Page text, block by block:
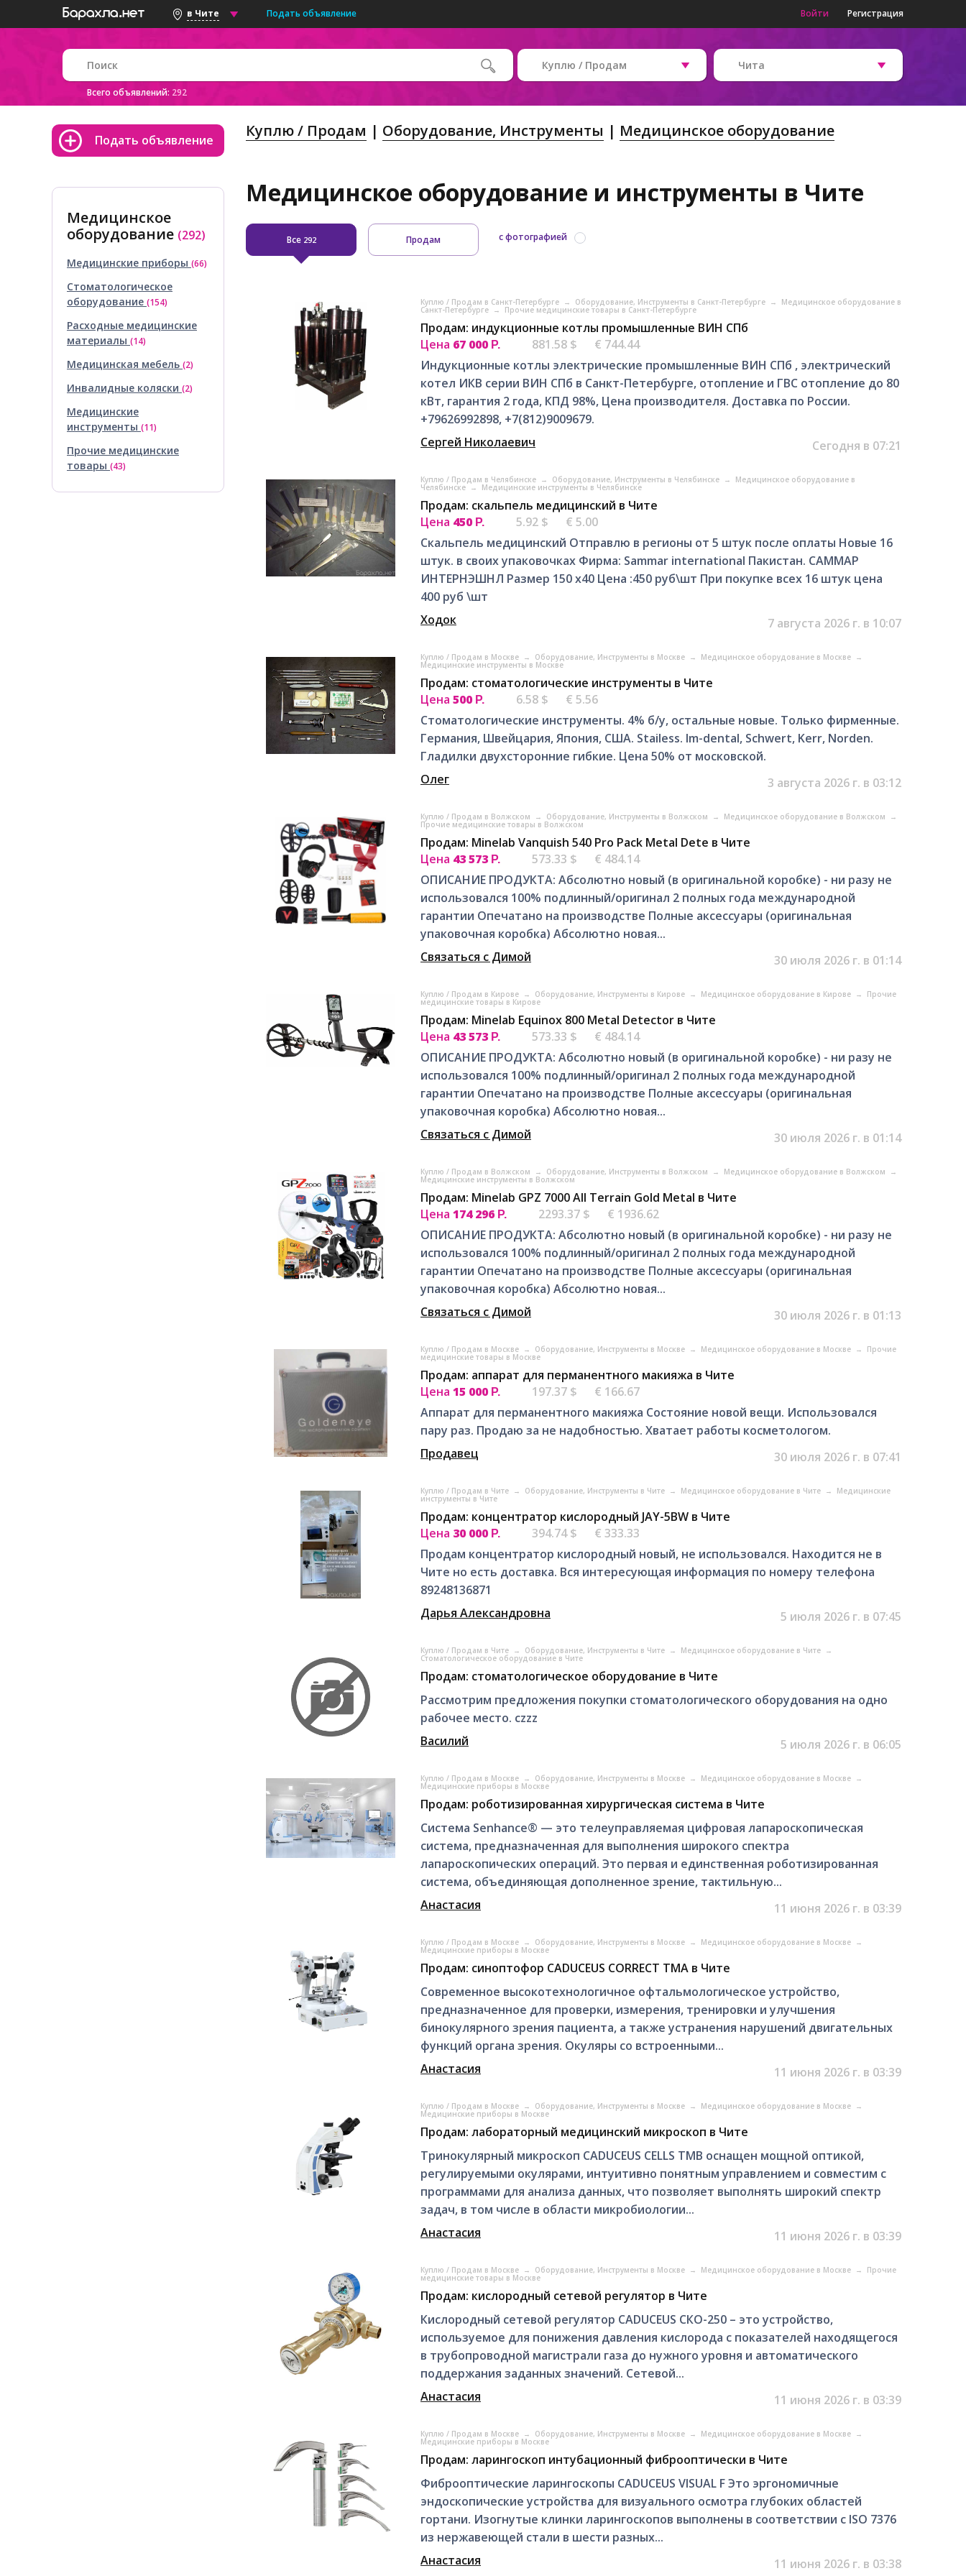
в Чите Подать объявление Войти Регистрация
Всего объявлений: 292
Куплю / Продам Чита
Подать объявление
Медицинское
оборудование (292)
Медицинские приборы (66)
Стоматологическое
оборудование (154)
Расходные медицинские
материалы (14)
Медицинская мебель (2)
Инвалидные коляски (2)
Медицинские
инструменты (11)
Прочие медицинские
товары (43)
Куплю / Продам Оборудование, Инструменты Медицинское оборудование
Медицинское оборудование и инструменты в Чите
Все 292 Продам с фотографией
Куплю / Продам в Санкт-Петербурге → Оборудование, Инструменты в Санкт-Петербурге → Медицинское оборудование в
Санкт-Петербурге → Прочие медицинские товары в Санкт-Петербурге
Продам: индукционные котлы промышленные ВИН СПб
Цена 67 000 Р. 881.58 $
€ 744.44
Индукционные котлы электрические промышленные ВИН СПб , электрический
котел ИКВ серии ВИН СПб в Санкт-Петербурге, отопление и ГВС отопление до 80
кВт, гарантия 2 года, КПД 98%, Цена производителя. Доставка по России.
+79626992898, +7(812)9009679.
Сергей Николаевич
Сегодня в 07:21
Куплю / Продам в Челябинске → Оборудование, Инструменты в Челябинске → Медицинское оборудование в
Челябинске → Медицинские инструменты в Челябинске
Продам: скальпель медицинский в Чите
Цена 450 Р. 5.92 $
€ 5.00
Скальпель медицинский Отправлю в регионы от 5 штук после оплаты Новые 16
штук. в своих упаковочках Фирма: Sammar international Пакистан. САММАР
ИНТЕРНЭШНЛ Размер 150 х40 Цена :450 руб\шт При покупке всех 16 штук цена
400 руб \шт
Ходок
7 августа 2026 г. в 10:07
Куплю / Продам в Москве → Оборудование, Инструменты в Москве → Медицинское оборудование в Москве →
Медицинские инструменты в Москве
Продам: стоматологические инструменты в Чите
Цена 500 Р. 6.58 $
€ 5.56
Стоматологические инструменты. 4% б/у, остальные новые. Только фирменные.
Германия, Швейцария, Япония, США. Stailess. Im-dental, Schwert, Kerr, Norden.
Гладилки двухсторонние гибкие. Цена 50% от московской.
Олег
3 августа 2026 г. в 03:12
Куплю / Продам в Волжском → Оборудование, Инструменты в Волжском → Медицинское оборудование в Волжском →
Прочие медицинские товары в Волжском
Продам: Minelab Vanquish 540 Pro Pack Metal Dete в Чите
Цена 43 573 Р. 573.33 $
€ 484.14
ОПИСАНИЕ ПРОДУКТА: Абсолютно новый (в оригинальной коробке) - ни разу не
использовался 100% подлинный/оригинал 2 полных года международной
гарантии Опечатано на производстве Полные аксессуары (оригинальная
упаковочная коробка) Абсолютно новая...
Связаться с Димой
30 июля 2026 г. в 01:14
Куплю / Продам в Кирове → Оборудование, Инструменты в Кирове → Медицинское оборудование в Кирове → Прочие
медицинские товары в Кирове
Продам: Minelab Equinox 800 Metal Detector в Чите
Цена 43 573 Р. 573.33 $
€ 484.14
ОПИСАНИЕ ПРОДУКТА: Абсолютно новый (в оригинальной коробке) - ни разу не
использовался 100% подлинный/оригинал 2 полных года международной
гарантии Опечатано на производстве Полные аксессуары (оригинальная
упаковочная коробка) Абсолютно новая...
Связаться с Димой
30 июля 2026 г. в 01:14
Куплю / Продам в Волжском → Оборудование, Инструменты в Волжском → Медицинское оборудование в Волжском →
Медицинские инструменты в Волжском
Продам: Minelab GPZ 7000 All Terrain Gold Metal в Чите
Цена 174 296 Р. 2293.37 $
€ 1936.62
ОПИСАНИЕ ПРОДУКТА: Абсолютно новый (в оригинальной коробке) - ни разу не
использовался 100% подлинный/оригинал 2 полных года международной
гарантии Опечатано на производстве Полные аксессуары (оригинальная
упаковочная коробка) Абсолютно новая...
Связаться с Димой
30 июля 2026 г. в 01:13
Куплю / Продам в Москве → Оборудование, Инструменты в Москве → Медицинское оборудование в Москве → Прочие
медицинские товары в Москве
Продам: аппарат для перманентного макияжа в Чите
Цена 15 000 Р. 197.37 $
€ 166.67
Аппарат для перманентного макияжа Состояние новой вещи. Использовался
пару раз. Продаю за не надобностью. Хватает работы косметологом.
Продавец
30 июля 2026 г. в 07:41
Куплю / Продам в Чите → Оборудование, Инструменты в Чите → Медицинское оборудование в Чите → Медицинские
инструменты в Чите
Продам: концентратор кислородный JAY-5BW в Чите
Цена 30 000 Р. 394.74 $
€ 333.33
Продам концентратор кислородный новый, не использовался. Находится не в
Чите но есть доставка. Вся интересующая информация по номеру телефона
89248136871
Дарья Александровна
5 июля 2026 г. в 07:45
Куплю / Продам в Чите → Оборудование, Инструменты в Чите → Медицинское оборудование в Чите →
Стоматологическое оборудование в Чите
Продам: стоматологическое оборудование в Чите
Рассмотрим предложения покупки стоматологического оборудования на одно
рабочее место. czzz
Василий
5 июля 2026 г. в 06:05
Куплю / Продам в Москве → Оборудование, Инструменты в Москве → Медицинское оборудование в Москве →
Медицинские приборы в Москве
Продам: роботизированная хирургическая система в Чите
Система Senhance® — это телеуправляемая цифровая лапароскопическая
система, предназначенная для выполнения широкого спектра
лапароскопических операций. Это первая и единственная роботизированная
система, объединяющая дополненное зрение, тактильную...
Анастасия
11 июня 2026 г. в 03:39
Куплю / Продам в Москве → Оборудование, Инструменты в Москве → Медицинское оборудование в Москве →
Медицинские приборы в Москве
Продам: синоптофор CADUCEUS CORRECT TМA в Чите
Современное высокотехнологичное офтальмологическое устройство,
предназначенное для проверки, измерения, тренировки и улучшения
бинокулярного зрения пациента, а также устранения нарушений двигательных
функций органа зрения. Окуляры со встроенными...
Анастасия
11 июня 2026 г. в 03:39
Куплю / Продам в Москве → Оборудование, Инструменты в Москве → Медицинское оборудование в Москве →
Медицинские приборы в Москве
Продам: лабораторный медицинский микроскоп в Чите
Тринокулярный микроскоп CADUCEUS CELLS TMB оснащен мощной оптикой,
регулируемыми окулярами, интуитивно понятным управлением и совместим с
программами для анализа данных, что позволяет выполнять широкий спектр
задач, в том числе в области микробиологии...
Анастасия
11 июня 2026 г. в 03:39
Куплю / Продам в Москве → Оборудование, Инструменты в Москве → Медицинское оборудование в Москве → Прочие
медицинские товары в Москве
Продам: кислородный сетевой регулятор в Чите
Кислородный сетевой регулятор CADUCEUS СКО-250 – это устройство,
используемое для понижения давления кислорода с показателей находящегося
в трубопроводной магистрали газа до нужного уровня и автоматического
поддержания заданных значений. Сетевой...
Анастасия
11 июня 2026 г. в 03:39
Куплю / Продам в Москве → Оборудование, Инструменты в Москве → Медицинское оборудование в Москве →
Медицинские приборы в Москве
Продам: ларингоскоп интубационный фиброоптически в Чите
Фиброоптические ларингоскопы CADUCEUS VISUAL F Это эргономичные
эндоскопические устройства для визуального осмотра глубоких областей
гортани. Изогнутые клинки ларингоскопов выполнены в соответствии с ISO 7376
из нержавеющей стали в шести разных...
Анастасия
11 июня 2026 г. в 03:38